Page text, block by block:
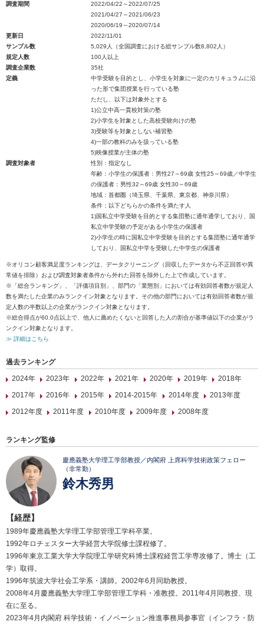
調査期間
2022/04/22～2022/07/25
2021/04/27～2021/06/23
2020/06/19～2020/07/14
更新日
2022/11/01
サンプル数
5,029人（全国調査における総サンプル数8,802人）
規定人数
100人以上
調査企業数
35社
定義
中学受験を目的とし、小学生を対象に一定のカリキュラムに沿
った形で集団授業を行っている塾
ただし、以下は対象外とする
1)公立中高一貫校対策の塾
2)小学生を対象とした高校受験向けの塾
3)受験等を対象としない補習塾
4)一部の教科のみを扱っている塾
5)映像授業が主体の塾
調査対象者
性別：指定なし
年齢：小学生の保護者：男性27～69歳 女性25～69歳／中学生
の保護者：男性32～69歳 女性30～69歳
地域：首都圏（埼玉県、千葉県、東京都、神奈川県）
条件：以下どちらかの条件を満たす人
1)国私立中学受験を目的とする集団塾に通年通学しており、国
私立中学受験の予定がある小学生の保護者
2)小学生の時に国私立中学受験を目的とする集団塾に通年通学
しており、国私立中学を受験した中学生の保護者
※オリコン顧客満足度ランキングは、データクリーニング（回収したデータから不正回答や異
常値を排除）および調査対象者条件から外れた回答を除外した上で作成しています。
※「総合ランキング」、「評価項目別」、部門の「業態別」においては有効回答者数が規定人
数を満たした企業のみランクイン対象となります。その他の部門においては有効回答者数が規
定人数の半数以上の企業がランクイン対象となります。
※総合得点が60.0点以上で、他人に薦めたくないと回答した人の割合が基準値以下の企業がラ
ンクイン対象となります。
≫ 詳細はこちら
過去ランキング
2024年
2023年 2022年 2021年 2020年 2019年
2018年
2017年
2016年 2015年 2014-2015年 2014年度
2013年度
2012年度
2011年度 2010年度 2009年度 2008年度
ランキング監修
慶應義塾大学理工学部教授／内閣府 上席科学技術政策フェロー
（非常勤）
鈴木秀男
【経歴】
1989年慶應義塾大学理工学部管理工学科卒業。
1992年ロチェスター大学経営大学院修士課程修了。
1996年東京工業大学大学院理工学研究科博士課程経営工学専攻修了。博士（工
学）取得。
1996年筑波大学社会工学系・講師。2002年6月同助教授。
2008年4月慶應義塾大学理工学部管理工学科・准教授。2011年4月同教授、現
在に至る。
2023年4月内閣府 科学技術・イノベーション推進事務局参事官（インフラ・防